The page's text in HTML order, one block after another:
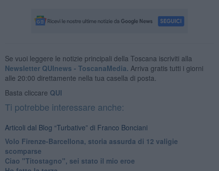
Se vuoi leggere le notizie principali della Toscana iscriviti alla
Newsletter QUInews - ToscanaMedia. Arriva gratis tutti i giorni
alle 20:00 direttamente nella tua casella di posta.
Basta cliccare QUI
Ti potrebbe interessare anche:
Articoli dal Blog “Turbative” di Franco Bonciani
Volo Firenze-Barcellona, storia assurda di 12 valigie
scomparse
Ciao "Titostagno", sei stato il mio eroe